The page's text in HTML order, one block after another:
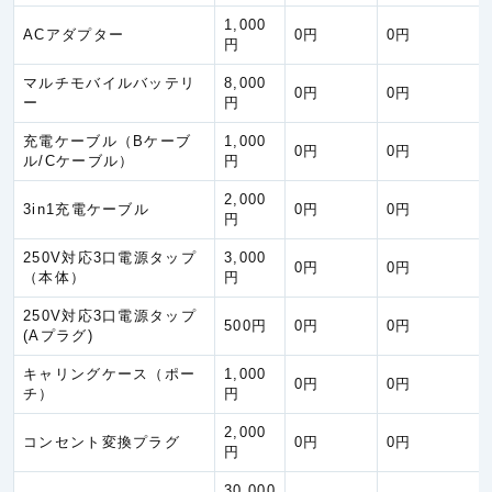
う）、彫刻物等美術品の場合は、その保険の対象と同等と認められ
る物の市場流通価額をいいます。
保険金の
種類
傷害後遺
障害保険
金支払特
①「傷害死亡保険金」と同じ ②むちうち症または腰痛
携行品損
害補償特
次のいずれかによって発生した損害に対しては、保険
①保険契約者、被保険者または保険金受取人の故意また
②被保険者が次のいずれかに該当する間に発生した事故
ア．法令に定められた運転資格を持たないで自動車ま
イ．道路交通法第６５条第１項に定める酒気を帯びた
ウ．麻薬、大麻、あへん、覚せい剤、シンナー等の影
または原動機付自転車を運転している間
③戦争、外国の武力行使、革命、内乱等の事変
⑤上記④以外の放射線照射または放射能汚染
⑥差押え・破壊等の公権力の行使。ただし、火災消防
破壊を含みません。
⑧保険の対象の自然の消耗、劣化、変質、さび、かび
⑨保険の対象の平常の使用または管理において通常発
ACアダプター
1,000
円
0円 0円
マルチモバイルバッテリ
ー
8,000
円
0円 0円
充電ケーブル（Bケーブ
ル/Cケーブル）
1,000
円
0円 0円
3in1充電ケーブル
2,000
円
0円 0円
250V対応3口電源タップ
（本体）
3,000
円
0円 0円
250V対応3口電源タップ
(Aプラグ)
500円 0円 0円
キャリングケース（ポー
チ）
1,000
円
0円 0円
コンセント変換プラグ
2,000
円
0円 0円